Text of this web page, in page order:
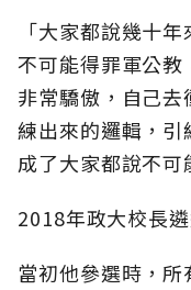
「大家都說幾十
不可能得罪軍公
非常驕傲，自己
練出來的邏輯，
成了大家都說不可
2018年政大校長
當初他參選時，所